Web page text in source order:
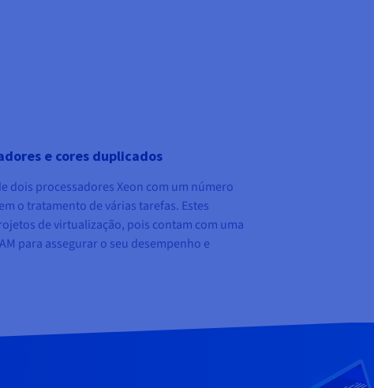
e cores duplicados
dois processadores Xeon com um número
o tratamento de várias tarefas. Estes
de virtualização, pois contam com uma
para assegurar o seu desempenho e